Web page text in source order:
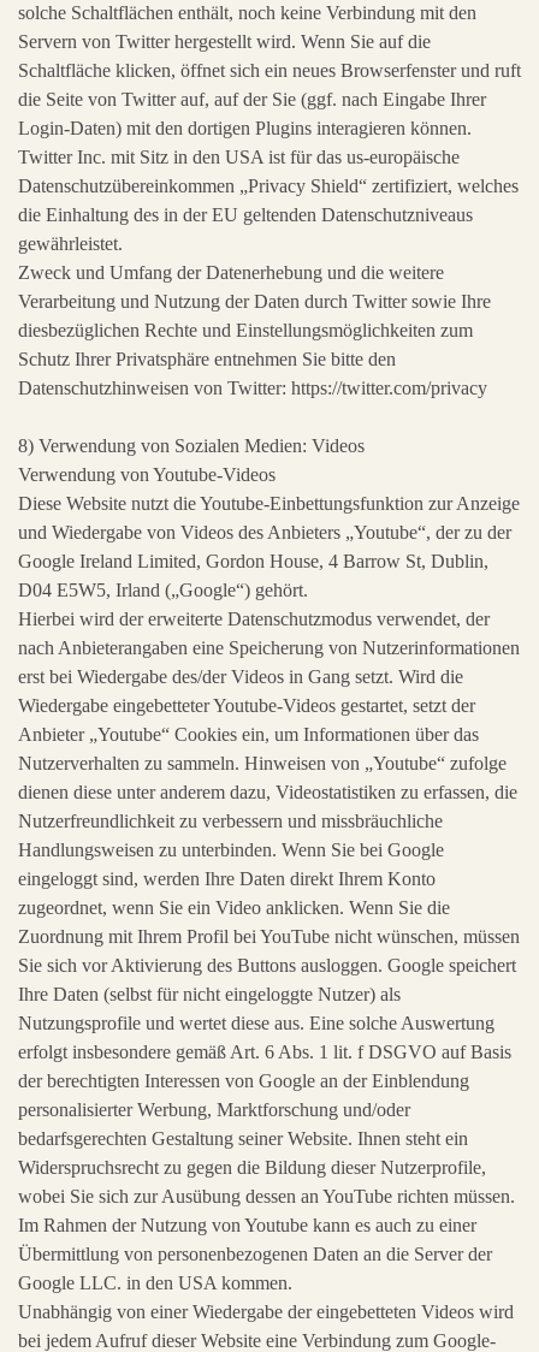
solche Schaltflächen enthält, noch keine Verbindung mit den
Servern von Twitter hergestellt wird. Wenn Sie auf die
Schaltfläche klicken, öffnet sich ein neues Browserfenster und ruft
die Seite von Twitter auf, auf der Sie (ggf. nach Eingabe Ihrer
Login-Daten) mit den dortigen Plugins interagieren können.
Twitter Inc. mit Sitz in den USA ist für das us-europäische
Datenschutzübereinkommen „Privacy Shield“ zertifiziert, welches
die Einhaltung des in der EU geltenden Datenschutzniveaus
gewährleistet.
Zweck und Umfang der Datenerhebung und die weitere
Verarbeitung und Nutzung der Daten durch Twitter sowie Ihre
diesbezüglichen Rechte und Einstellungsmöglichkeiten zum
Schutz Ihrer Privatsphäre entnehmen Sie bitte den
Datenschutzhinweisen von Twitter: https://twitter.com/privacy
8) Verwendung von Sozialen Medien: Videos
Verwendung von Youtube-Videos
Diese Website nutzt die Youtube-Einbettungsfunktion zur Anzeige
und Wiedergabe von Videos des Anbieters „Youtube“, der zu der
Google Ireland Limited, Gordon House, 4 Barrow St, Dublin,
D04 E5W5, Irland („Google“) gehört.
Hierbei wird der erweiterte Datenschutzmodus verwendet, der
nach Anbieterangaben eine Speicherung von Nutzerinformationen
erst bei Wiedergabe des/der Videos in Gang setzt. Wird die
Wiedergabe eingebetteter Youtube-Videos gestartet, setzt der
Anbieter „Youtube“ Cookies ein, um Informationen über das
Nutzerverhalten zu sammeln. Hinweisen von „Youtube“ zufolge
dienen diese unter anderem dazu, Videostatistiken zu erfassen, die
Nutzerfreundlichkeit zu verbessern und missbräuchliche
Handlungsweisen zu unterbinden. Wenn Sie bei Google
eingeloggt sind, werden Ihre Daten direkt Ihrem Konto
zugeordnet, wenn Sie ein Video anklicken. Wenn Sie die
Zuordnung mit Ihrem Profil bei YouTube nicht wünschen, müssen
Sie sich vor Aktivierung des Buttons ausloggen. Google speichert
Ihre Daten (selbst für nicht eingeloggte Nutzer) als
Nutzungsprofile und wertet diese aus. Eine solche Auswertung
erfolgt insbesondere gemäß Art. 6 Abs. 1 lit. f DSGVO auf Basis
der berechtigten Interessen von Google an der Einblendung
personalisierter Werbung, Marktforschung und/oder
bedarfsgerechten Gestaltung seiner Website. Ihnen steht ein
Widerspruchsrecht zu gegen die Bildung dieser Nutzerprofile,
wobei Sie sich zur Ausübung dessen an YouTube richten müssen.
Im Rahmen der Nutzung von Youtube kann es auch zu einer
Übermittlung von personenbezogenen Daten an die Server der
Google LLC. in den USA kommen.
Unabhängig von einer Wiedergabe der eingebetteten Videos wird
bei jedem Aufruf dieser Website eine Verbindung zum Google-